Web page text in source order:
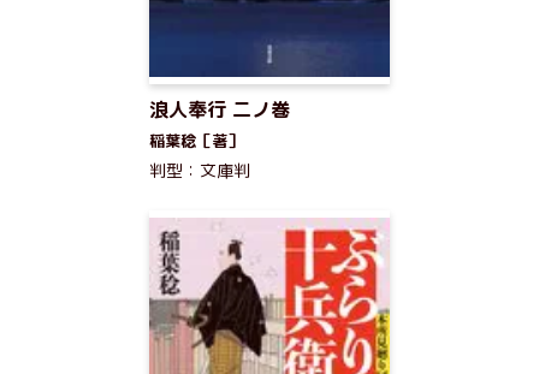
浪人奉行 二ノ巻
稲葉稔［著］
判型：文庫判